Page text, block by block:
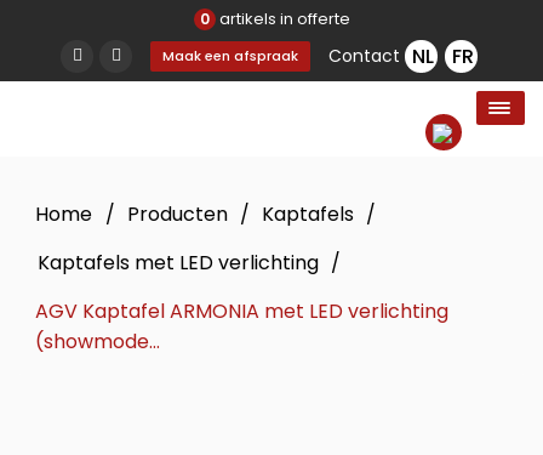
0 artikels in offerte
Maak een afspraak Contact
Home / Producten / Kaptafels /
Kaptafels met LED verlichting /
AGV Kaptafel ARMONIA met LED verlichting
(showmode...